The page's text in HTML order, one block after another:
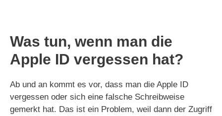
Was tun, wenn man die
Apple ID vergessen hat?
Ab und an kommt es vor, dass man die Apple ID
vergessen oder sich eine falsche Schreibweise
gemerkt hat. Das ist ein Problem, weil dann der Zugriff